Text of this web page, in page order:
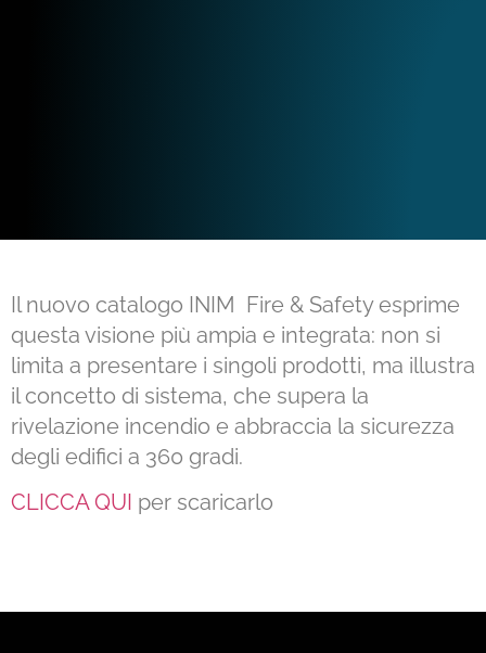
Il nuovo catalogo INIM Fire & Safety esprime
questa visione più ampia e integrata: non si
limita a presentare i singoli prodotti, ma illustra
il concetto di sistema, che supera la
rivelazione incendio e abbraccia la sicurezza
degli edifici a 360 gradi.
CLICCA QUI per scaricarlo